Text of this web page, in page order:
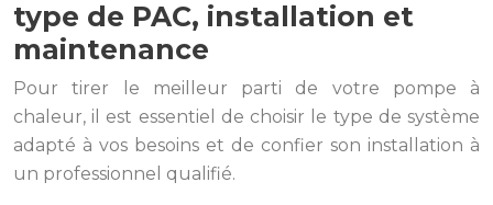
type de PAC, installation et
maintenance
Pour tirer le meilleur parti de votre pompe à
chaleur, il est essentiel de choisir le type de système
adapté à vos besoins et de confier son installation à
un professionnel qualifié.